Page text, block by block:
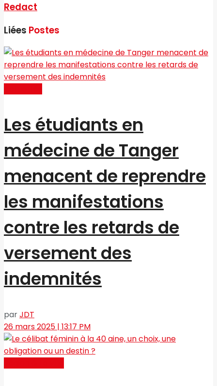
Redact
Liées Postes
Les étudiants en
médecine de Tanger
menacent de reprendre
les manifestations
contre les retards de
versement des
indemnités
parJDT
26 mars 2025 | 13:17 PM